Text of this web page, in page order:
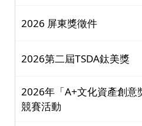
2026 屏東獎徵件
2026第二屆TSDA鈦美獎
2026年「A+文化資產創意
競賽活動